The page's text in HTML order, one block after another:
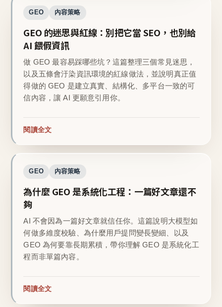
GEO 內容策略
GEO 的迷思與紅線：別把它當 SEO，也別給
AI 餵假資訊
做 GEO 最容易踩哪些坑？這篇整理三個常見迷思，
以及五條會汙染資訊環境的紅線做法，並說明真正值
得做的 GEO 是建立真實、結構化、多平台一致的可
信內容，讓 AI 更願意引用你。
閱讀全文
GEO 內容策略
為什麼 GEO 是系統化工程：一篇好文章還不
夠
AI 不會因為一篇好文章就信任你。這篇說明大模型如
何做多維度校驗、為什麼用戶提問變長變細、以及
GEO 為何要靠長期累積，帶你理解 GEO 是系統化工
程而非單篇內容。
閱讀全文